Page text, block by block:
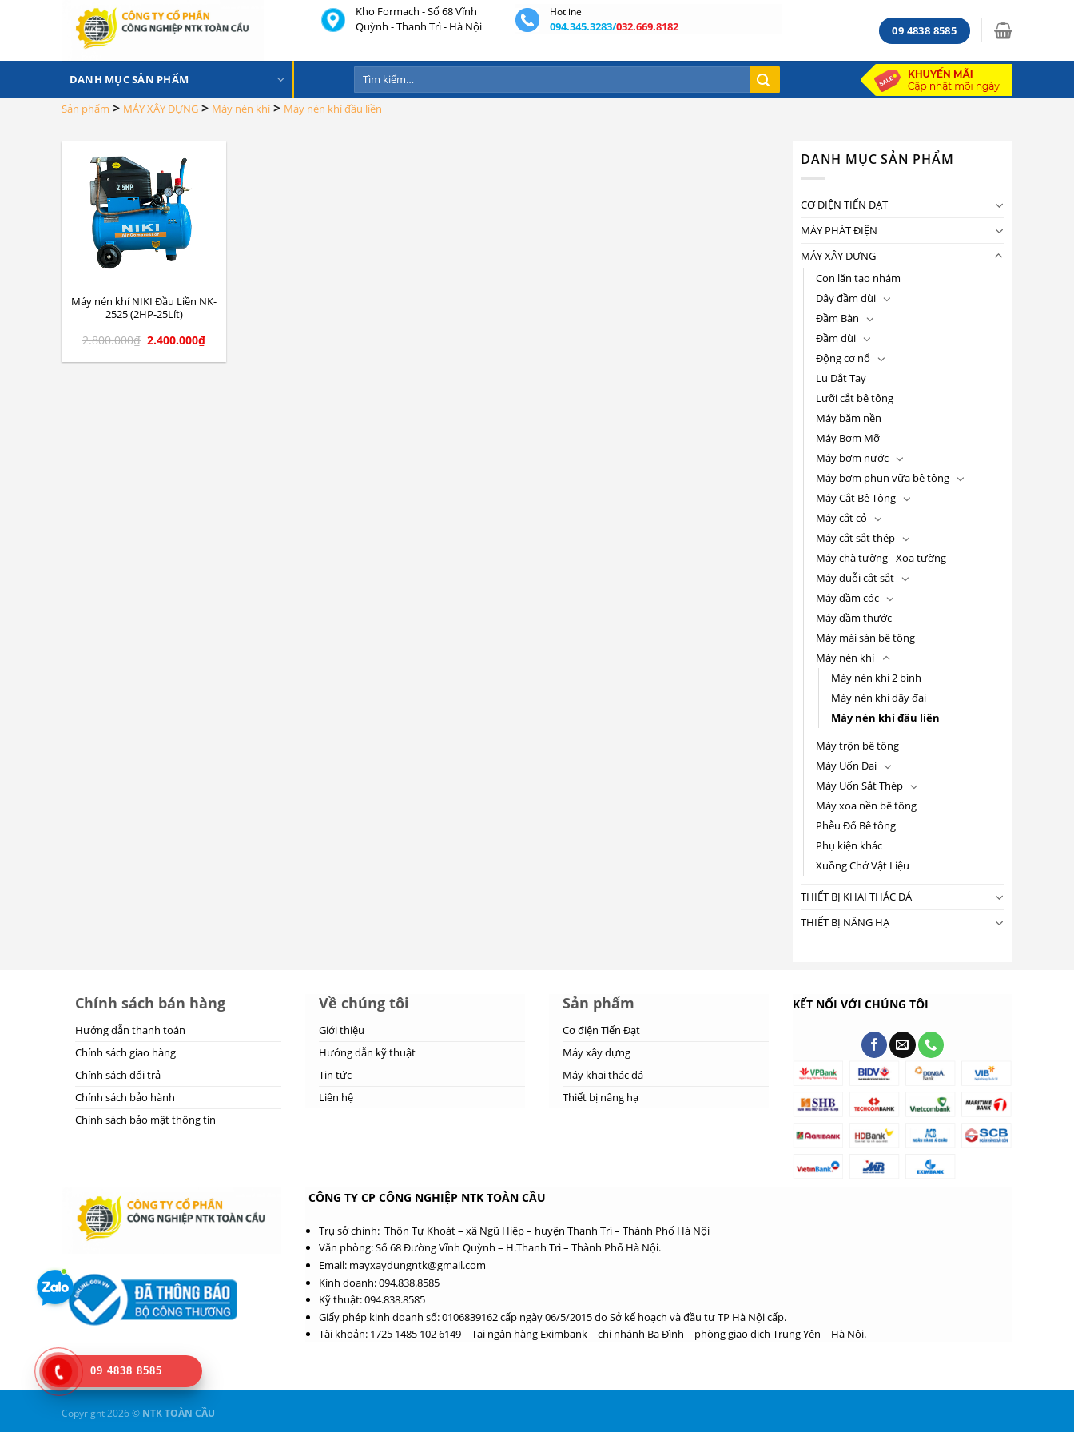
Kho Formach - Số 68 Vĩnh
Quỳnh - Thanh Trì - Hà Nội
Hotline
094.345.3283/032.669.8182 09 4838 8585
DANH MỤC SẢN PHẨM
Tìm
kiếm:
Sản phẩm > MÁY XÂY DỰNG > Máy nén khí> Máy nén khí đầu liền
Máy nén khí NIKI Đầu Liền NK-
2525 (2HP-25Lít)
2.800.000₫ 2.400.000₫
DANH MỤC SẢN PHẨM
CƠ ĐIỆN TIẾN ĐẠT
MÁY PHÁT ĐIỆN
MÁY XÂY DỰNG
Con lăn tạo nhám
Dây đầm dùi
Đầm Bàn
Đầm dùi
Động cơ nổ
Lu Dắt Tay
Lưỡi cắt bê tông
Máy băm nền
Máy Bơm Mỡ
Máy bơm nước
Máy bơm phun vữa bê tông
Máy Cắt Bê Tông
Máy cắt cỏ
Máy cắt sắt thép
Máy chà tường - Xoa tường
Máy duỗi cắt sắt
Máy đầm cóc
Máy đầm thước
Máy mài sàn bê tông
Máy nén khí
Máy nén khí 2 bình
Máy nén khí dây đai
Máy nén khí đầu liền
Máy trộn bê tông
Máy Uốn Đai
Máy Uốn Sắt Thép
Máy xoa nền bê tông
Phễu Đổ Bê tông
Phụ kiện khác
Xuồng Chở Vật Liệu
THIẾT BỊ KHAI THÁC ĐÁ
THIẾT BỊ NÂNG HẠ
Chính sách bán hàng
Hướng dẫn thanh toán
Chính sách giao hàng
Chính sách đổi trả
Chính sách bảo hành
Chính sách bảo mật thông tin
Về chúng tôi
Giới thiệu
Hướng dẫn kỹ thuật
Tin tức
Liên hệ
Sản phẩm
Cơ điện Tiến Đạt
Máy xây dựng
Máy khai thác đá
Thiết bị nâng hạ
KẾT NỐI VỚI CHÚNG TÔI
CÔNG TY CP CÔNG NGHIỆP NTK TOÀN CẦU
Trụ sở chính: Thôn Tự Khoát – xã Ngũ Hiệp – huyện Thanh Trì – Thành Phố Hà Nội
Văn phòng: Số 68 Đường Vĩnh Quỳnh – H.Thanh Trì – Thành Phố Hà Nội.
Email: mayxaydungntk@gmail.com
Kinh doanh: 094.838.8585
Kỹ thuật: 094.838.8585
Giấy phép kinh doanh số: 0106839162 cấp ngày 06/5/2015 do Sở kế hoạch và đầu tư TP Hà Nội cấp.
Tài khoản: 1725 1485 102 6149 – Tại ngân hàng Eximbank – chi nhánh Ba Đình – phòng giao dịch Trung Yên – Hà Nội.
Copyright 2026 © NTK TOÀN CẦU
09 4838 8585